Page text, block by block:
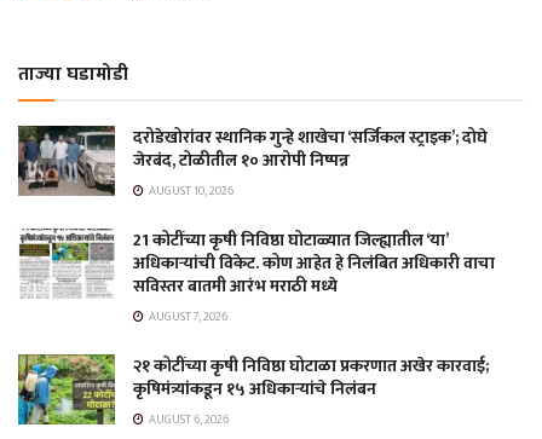
ताज्या घडामोडी
दरोडेखोरांवर स्थानिक गुन्हे शाखेचा ‘सर्जिकल स्ट्राइक’; दोघे
जेरबंद, टोळीतील १० आरोपी निष्पन्न
AUGUST 10, 2026
21 कोटींच्या कृषी निविष्ठा घोटाळ्यात जिल्ह्यातील ‘या’
अधिकाऱ्यांची विकेट. कोण आहेत हे निलंबित अधिकारी वाचा
सविस्तर बातमी आरंभ मराठी मध्ये
AUGUST 7, 2026
२१ कोटींच्या कृषी निविष्ठा घोटाळा प्रकरणात अखेर कारवाई;
कृषिमंत्र्यांकडून १५ अधिकाऱ्यांचे निलंबन
AUGUST 6, 2026